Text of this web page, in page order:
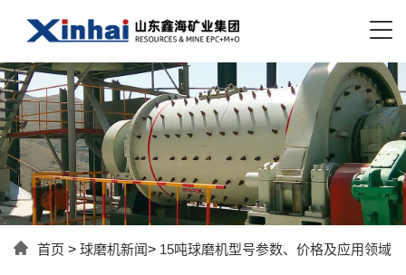
首页 > 球磨机新闻> 15吨球磨机型号参数、价格及应用领域